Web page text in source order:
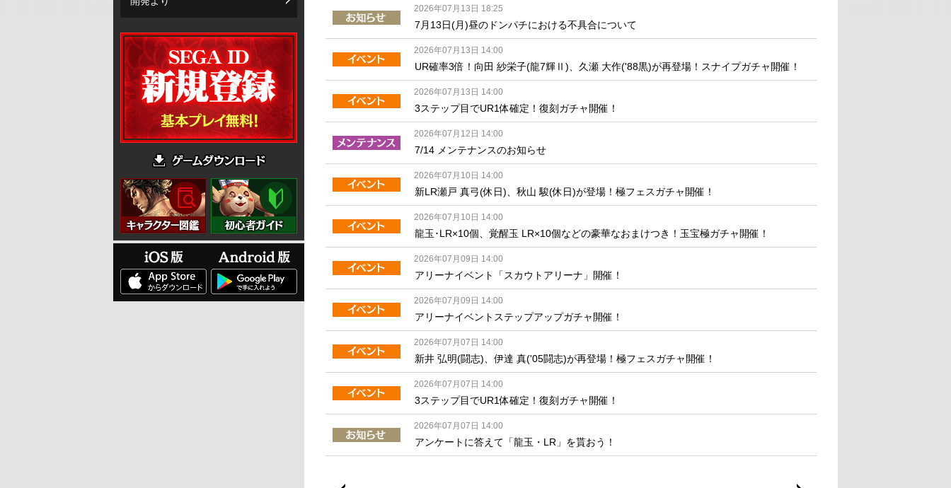
2026年07月13日 18:25
7月13日(月)昼のドンパチにおける不具合について
2026年07月13日 14:00
UR確率3倍！向田 紗栄子(龍7輝Ⅱ)、久瀬 大作('88黒)が再登場！スナイプガチャ開催！
2026年07月13日 14:00
3ステップ目でUR1体確定！復刻ガチャ開催！
2026年07月12日 14:00
7/14 メンテナンスのお知らせ
2026年07月10日 14:00
新LR瀬戸 真弓(休日)、秋山 駿(休日)が登場！極フェスガチャ開催！
2026年07月10日 14:00
龍玉･LR×10個、覚醒玉 LR×10個などの豪華なおまけつき！玉宝極ガチャ開催！
2026年07月09日 14:00
アリーナイベント「スカウトアリーナ」開催！
2026年07月09日 14:00
アリーナイベントステップアップガチャ開催！
2026年07月07日 14:00
新井 弘明(闘志)、伊達 真('05闘志)が再登場！極フェスガチャ開催！
2026年07月07日 14:00
3ステップ目でUR1体確定！復刻ガチャ開催！
2026年07月07日 14:00
アンケートに答えて「龍玉・LR」を貰おう！